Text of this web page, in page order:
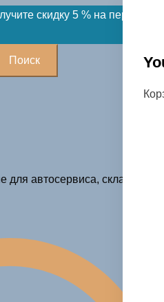
скидку 5 % на первый
Поиск
для автосервиса, склада и